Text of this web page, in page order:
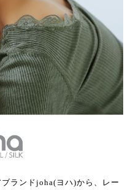
ランドjoha(ヨハ)から、レー